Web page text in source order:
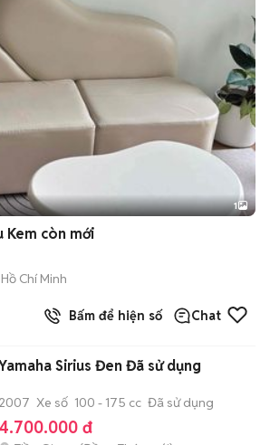
1
Kem còn mới
Chí Minh
Bấm để hiện số Chat
Sirius Đen Đã sử dụng
2007 Xe số 100 - 175 cc Đã sử dụng
4.700.000 đ